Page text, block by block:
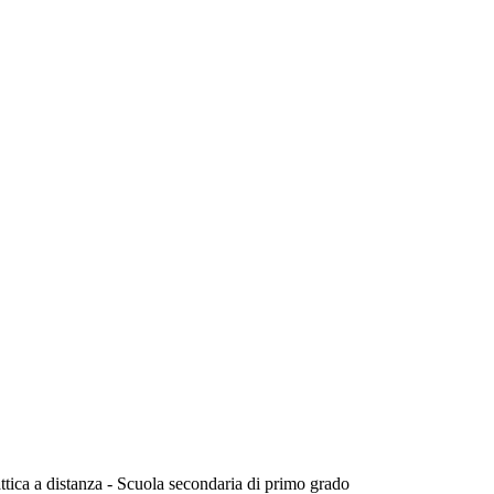
a distanza - Scuola secondaria di primo grado